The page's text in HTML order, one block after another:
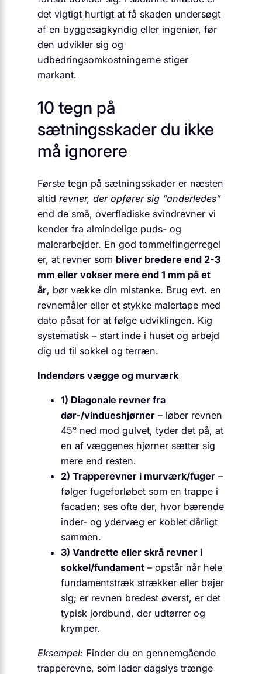
det vigtigt hurtigt at få skaden undersøgt
af en byggesagkyndig eller ingeniør, før
den udvikler sig og
udbedringsomkostningerne stiger
markant.
10 tegn på
sætningsskader du ikke
må ignorere
Første tegn på sætningsskader er næsten
altid revner, der opfører sig “anderledes”
end de små, overfladiske svindrevner vi
kender fra almindelige puds- og
malerarbejder. En god tommelfingerregel
er, at revner som bliver bredere end 2-3
mm eller vokser mere end 1 mm på et
år, bør vække din mistanke. Brug evt. en
revnemåler eller et stykke malertape med
dato påsat for at følge udviklingen. Kig
systematisk – start inde i huset og arbejd
dig ud til sokkel og terræn.
Indendørs vægge og murværk
1) Diagonale revner fra
dør-/vindueshjørner – løber revnen
45° ned mod gulvet, tyder det på, at
en af væggenes hjørner sætter sig
mere end resten.
2) Trapperevner i murværk/fuger –
følger fugeforløbet som en trappe i
facaden; ses ofte der, hvor bærende
inder- og ydervæg er koblet dårligt
sammen.
3) Vandrette eller skrå revner i
sokkel/fundament – opstår når hele
fundamentstræk strækker eller bøjer
sig; er revnen bredest øverst, er det
typisk jordbund, der udtørrer og
krymper.
Eksempel: Finder du en gennemgående
trapperevne, som lader dagslys trænge